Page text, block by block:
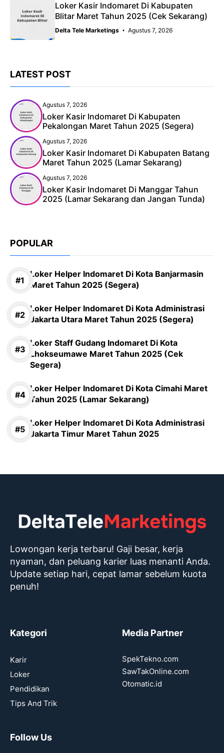
Loker Kasir Indomaret Di Kabupaten
Blitar Maret Tahun 2025 (Cek Sekarang)
Delta Tele Marketings Agustus 7, 2026
LATEST POST
Agustus 7, 2026
Loker Kasir Indomaret Di Kabupaten
Pekalongan Maret Tahun 2025 (Segera)
Agustus 7, 2026
Loker Kasir Indomaret Di Kabupaten Batang
Maret Tahun 2025 (Lamar Sekarang)
Agustus 7, 2026
Loker Kasir Indomaret Di Manggar Tahun
2025 (Lamar Sekarang dan Jangan Tunda)
POPULAR
Loker Helper Indomaret Di Kota Banjarmasin
Maret Tahun 2025 (Segera)
Loker Helper Indomaret Di Kota Administrasi
Jakarta Utara Maret Tahun 2025 (Segera)
Loker Staff Gudang Indomaret Di Kota
Lhokseumawe Maret Tahun 2025 (Cek
Segera)
Loker Helper Indomaret Di Kota Cimahi Maret
Tahun 2025 (Lamar Sekarang)
Loker Helper Indomaret Di Kota Administrasi
Jakarta Timur Maret Tahun 2025
Lowongan kerja terbaru! Gaji besar, kerja
nyaman, dan peluang karier luas menanti Anda.
Update setiap hari, cepat lamar sebelum kuota
penuh!
Kategori
Karir
Loker
Pendidikan
Tips And Trik
Media Partner
SpekTekno.com
SawTakOnline.com
Otomatic.id
Follow Us